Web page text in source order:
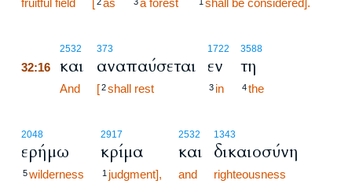
fruitful field [ as a forest shall be considered].
2532
32:16 και
And
373
αναπαύσεται
[2shall rest
1722
εν
3 in
3588
τη
4the
2048
ερήμω
5wilderness
2917
κρίμα
1 judgment],
2532
και
and
1343
δικαιοσύνη
righteousness